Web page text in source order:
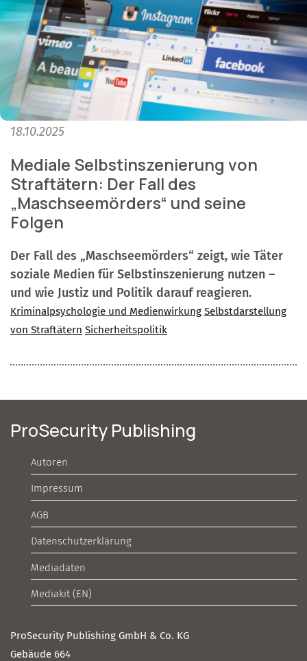
18.10.2025
Mediale Selbstinszenierung von
Straftätern: Der Fall des
„Maschseemörders“ und seine
Folgen
Der Fall des „Maschseemörders“ zeigt, wie Täter
soziale Medien für Selbstinszenierung nutzen –
und wie Justiz und Politik darauf reagieren.
Kriminalpsychologie und Medienwirkung Selbstdarstellung
von Straftätern Sicherheitspolitik
ProSecurity Publishing
Autoren
Impressum
AGB
Datenschutzerklärung
Mediadaten
Mediakit (EN)
ProSecurity Publishing GmbH & Co. KG
Gebäude 664